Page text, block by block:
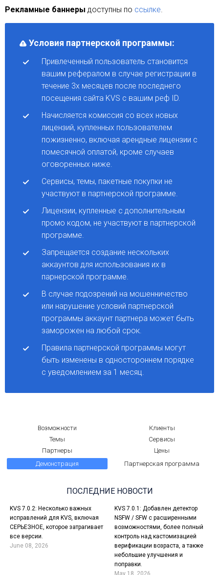
Рекламные баннеры доступны по ссылке.
Условия партнерской программы:
Привлеченный пользователь становится
вашим рефералом в случае регистрации в
течение 3х месяцев после последнего
посещения сайта KVS с вашим реф ID.
Начисляется комиссия со всех новых
лицензий, купленных пользователем
пожизненно, включая арендные лицензии с
помесячной оплатой, кроме случаев
оговоренных ниже.
Сервисы, темы, пакетные покупки не
участвуют в партнерской программе.
Лицензии, купленные с дополнительным
промо кодом, не участвуют в партнерской
программе.
Запрещается создание нескольких
аккаунтов для использования их в
парнерской программе.
В случае подозрений на мошенничество
или нарушение условий партнерской
программы аккаунт партнера может быть
заморожен на любой срок.
Правила партнерской программы могут
быть изменены в одностороннем порядке
с уведомлением за 1 месяц.
Возможности
Клиенты
Темы
Сервисы
Партнеры
Цены
Демонстрация
Партнерская программа
ПОСЛЕДНИЕ НОВОСТИ
KVS 7.0.2: Несколько важных
исправлений для KVS, включая
СЕРЬЕЗНОЕ, которое затрагивает
все версии.
June 08, 2026
KVS 7.0.1: Добавлен детектор
NSFW / SFW с расширенными
возможностями, более полный
контроль над кастомизацией
верификации возраста, а также
небольшие улучшения и
поправки.
May 18, 2026